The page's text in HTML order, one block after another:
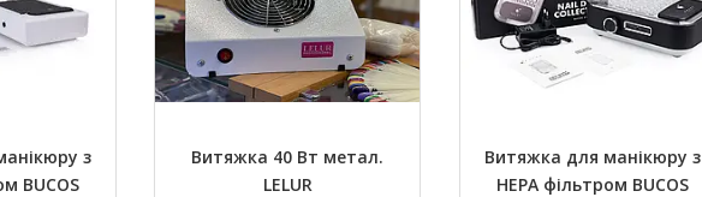
з
BUCOS
Витяжка 40 Вт метал.
LELUR
Витяжка для манікюру з
HEPA фільтром BUCOS